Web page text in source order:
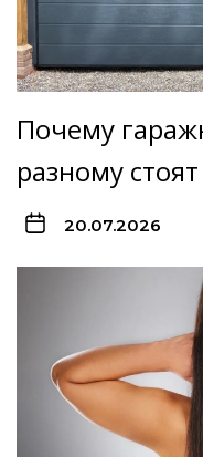
Почему
разному
20.07.2026